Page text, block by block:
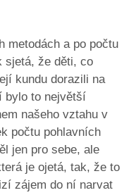
metodách a po počtu
sjetá, že děti, co
kundu dorazili na
bylo to největší
našeho vztahu v
počtu pohlavních
jen pro sebe, ale
je ojetá, tak, že to
zájem do ní narvat